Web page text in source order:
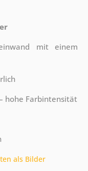
mit einem
hohe Farbintensität
als Bilder